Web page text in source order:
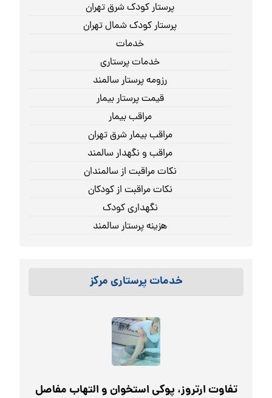
پرستار کودک شرق تهران
پرستار کودک شمال تهران
خدمات
خدمات پرستاری
رزومه پرستار سالمند
قیمت پرستار بیمار
مراقب بیمار
مراقب بیمار شرق تهران
مراقب و نگهدار سالمند
نکات مراقبت از سالمندان
نکات مراقبت از کودکان
نگهداری کودک
هزینه پرستار سالمند
خدمات پرستاری مرکز
تفاوت ارتروز، پوکی استخوان و التهاب مفاصل